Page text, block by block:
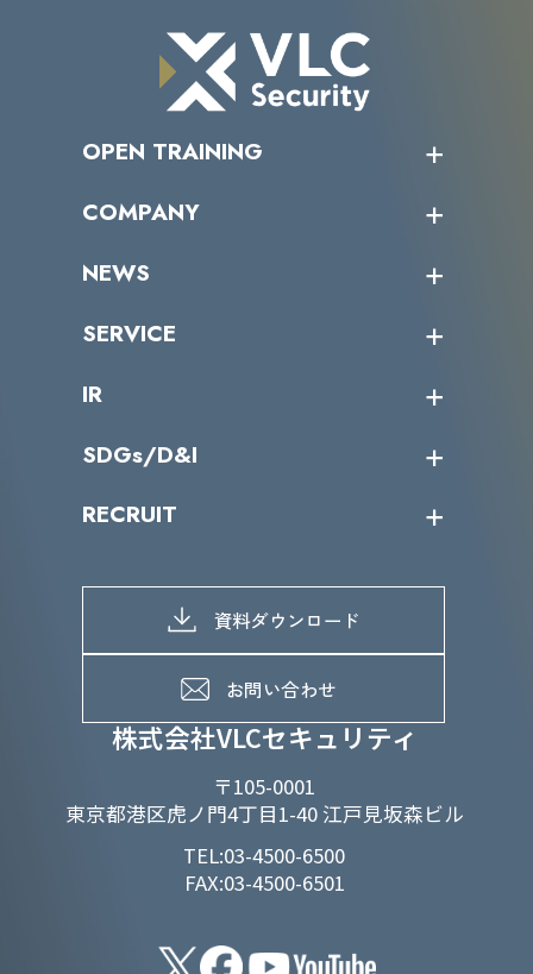
株式会社VLCセキュリティ
〒105-0001
東京都港区虎ノ門4丁目1-40 江戸見坂森ビル
TEL:03-4500-6500
FAX:03-4500-6501
OPEN TRAINING
受講者の声
COMPANY
トップメッセージ
ミッション／ビジョン
パートナー企業一覧
NEWS
サイバーニュース
SERVICE
カテゴリー別サービス一覧
IR
IRカレンダー
IRライブラリー
よくあるご質問
SDGs/D&I
当グループのマテリアリティ
SDGs推進体制
D&Iの取り組み
RECRUIT
募集職種一覧
メッセージ
メンバーインタビュー
資料ダウンロード
お問い合わせ